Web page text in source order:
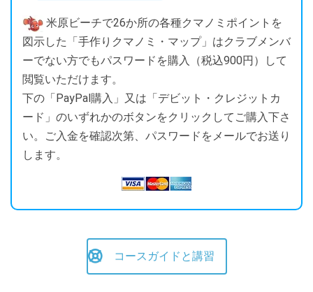
米原ビーチで26か所の各種クマノミポイントを
図示した「手作りクマノミ・マップ」はクラブメンバ
ーでない方でもパスワードを購入（税込900円）して
閲覧いただけます。
下の「PayPal購入」又は「デビット・クレジットカ
ード」のいずれかのボタンをクリックしてご購入下さ
い。ご入金を確認次第、パスワードをメールでお送り
します。
コースガイドと講習